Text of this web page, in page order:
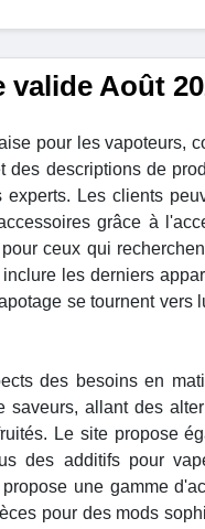
Août
pour les vapoteurs,
descriptions de
Les clients
grâce à
ceux qui
les derniers
se tournent
des besoins en
allant des
Le site propose
des additifs pour
une gamme
pour des mods